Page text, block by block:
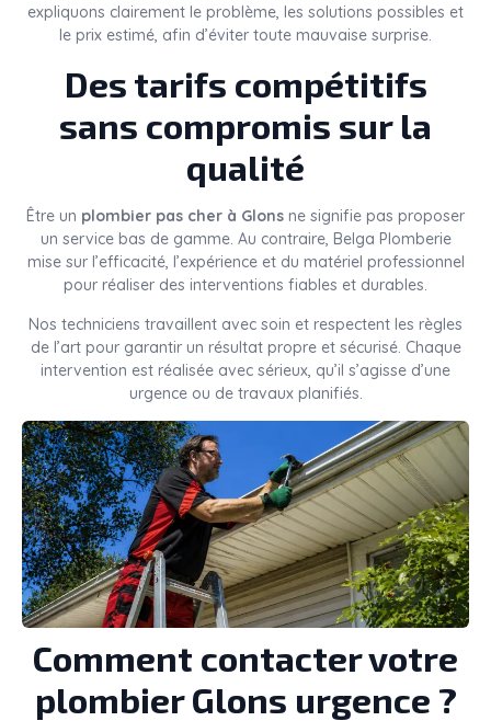
expliquons clairement le problème, les solutions possibles et
le prix estimé, afin d’éviter toute mauvaise surprise.
Des tarifs compétitifs
sans compromis sur la
qualité
Être un plombier pas cher à Glons ne signifie pas proposer
un service bas de gamme. Au contraire, Belga Plomberie
mise sur l’efficacité, l’expérience et du matériel professionnel
pour réaliser des interventions fiables et durables.
Nos techniciens travaillent avec soin et respectent les règles
de l’art pour garantir un résultat propre et sécurisé. Chaque
intervention est réalisée avec sérieux, qu’il s’agisse d’une
urgence ou de travaux planifiés.
Comment contacter votre
plombier Glons urgence ?